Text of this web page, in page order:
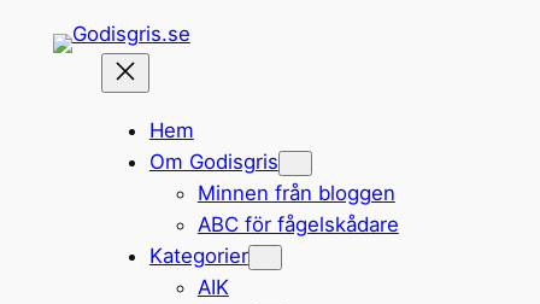
Hem
Om Godisgris
Minnen från bloggen
ABC för fågelskådare
Kategorier
AIK